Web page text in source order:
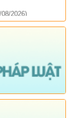
Đất đai)
2026)
2026/NĐ-CP và
về tiết kiệm,